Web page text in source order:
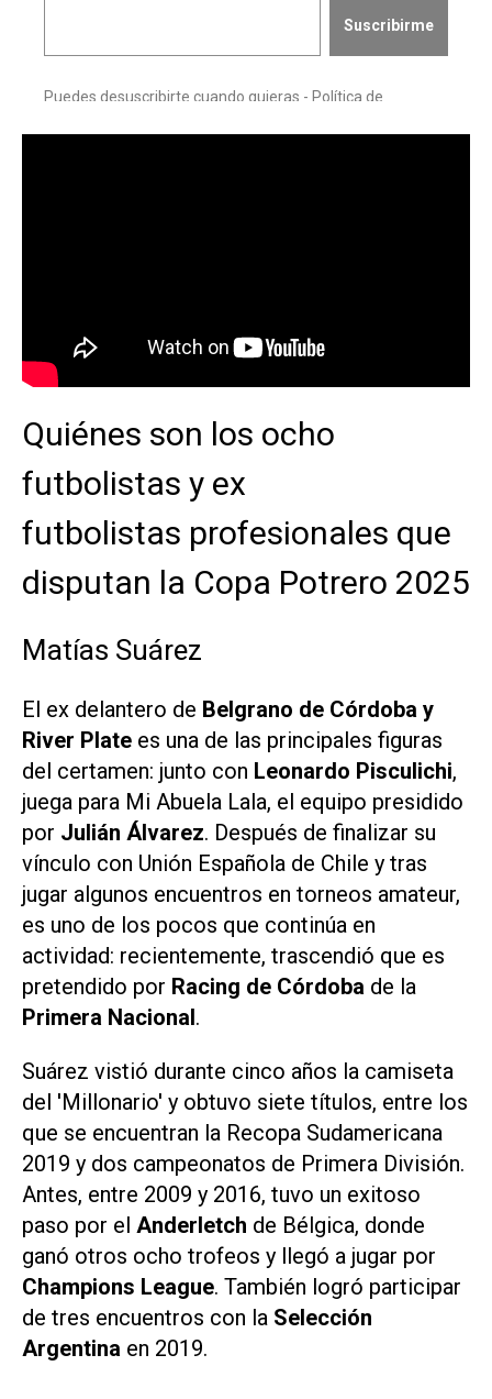
Quiénes son los ocho
futbolistas y ex
futbolistas profesionales que
disputan la Copa Potrero 2025
Matías Suárez
El ex delantero de Belgrano de Córdoba y
River Plate es una de las principales figuras
del certamen: junto con Leonardo Pisculichi,
juega para Mi Abuela Lala, el equipo presidido
por Julián Álvarez. Después de finalizar su
vínculo con Unión Española de Chile y tras
jugar algunos encuentros en torneos amateur,
es uno de los pocos que continúa en
actividad: recientemente, trascendió que es
pretendido por Racing de Córdoba de la
Primera Nacional.
Suárez vistió durante cinco años la camiseta
del 'Millonario' y obtuvo siete títulos, entre los
que se encuentran la Recopa Sudamericana
2019 y dos campeonatos de Primera División.
Antes, entre 2009 y 2016, tuvo un exitoso
paso por el Anderletch de Bélgica, donde
ganó otros ocho trofeos y llegó a jugar por
Champions League. También logró participar
de tres encuentros con la Selección
Argentina en 2019.